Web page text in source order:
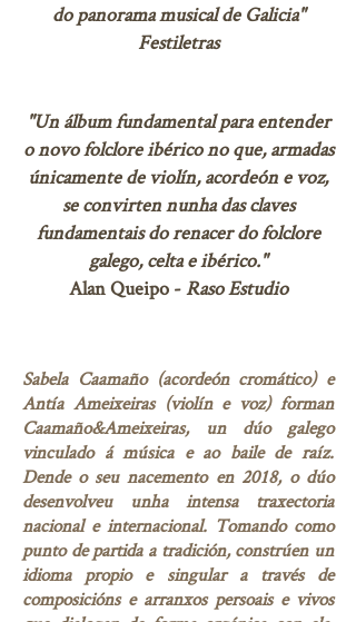
do panorama musical de Galicia"
Festiletras
"Un álbum fundamental para entender
o novo folclore ibérico no que, armadas
únicamente de violín, acordeón e voz,
se convirten nunha das claves
fundamentais do renacer do folclore
galego, celta e ibérico."
Alan Queipo -Raso Estudio
Sabela Caamaño (acordeón cromático) e
Antía Ameixeiras (violín e voz) forman
Caamaño&Ameixeiras, un dúo galego
vinculado á música e ao baile de raíz.
Dende o seu nacemento en 2018, o dúo
desenvolveu unha intensa traxectoria
nacional e internacional. Tomando como
punto de partida a tradición, constrúen un
idioma propio e singular a través de
composicións e arranxos persoais e vivos